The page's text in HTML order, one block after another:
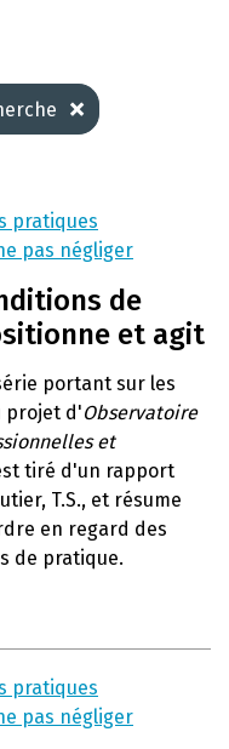
pratiques
pas négliger
de
et agit
portant sur les
projet d'Observatoire
et
tiré d'un rapport
T.S., et résume
en regard des
de pratique.
pratiques
pas négliger